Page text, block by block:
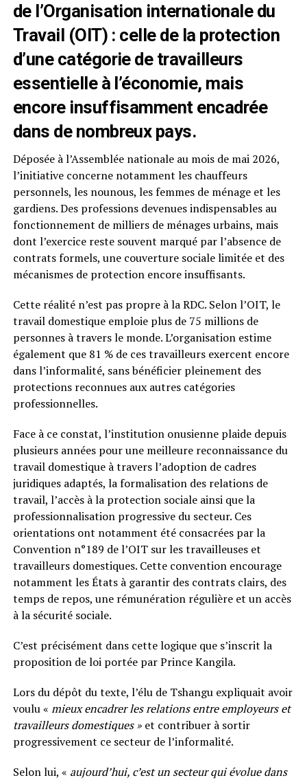
de l’Organisation internationale du
Travail (OIT) : celle de la protection
d’une catégorie de travailleurs
essentielle à l’économie, mais
encore insuffisamment encadrée
dans de nombreux pays.
Déposée à l’Assemblée nationale au mois de mai 2026,
l’initiative concerne notamment les chauffeurs
personnels, les nounous, les femmes de ménage et les
gardiens. Des professions devenues indispensables au
fonctionnement de milliers de ménages urbains, mais
dont l’exercice reste souvent marqué par l’absence de
contrats formels, une couverture sociale limitée et des
mécanismes de protection encore insuffisants.
Cette réalité n’est pas propre à la RDC. Selon l’OIT, le
travail domestique emploie plus de 75 millions de
personnes à travers le monde. L’organisation estime
également que 81 % de ces travailleurs exercent encore
dans l’informalité, sans bénéficier pleinement des
protections reconnues aux autres catégories
professionnelles.
Face à ce constat, l’institution onusienne plaide depuis
plusieurs années pour une meilleure reconnaissance du
travail domestique à travers l’adoption de cadres
juridiques adaptés, la formalisation des relations de
travail, l’accès à la protection sociale ainsi que la
professionnalisation progressive du secteur. Ces
orientations ont notamment été consacrées par la
Convention n°189 de l’OIT sur les travailleuses et
travailleurs domestiques. Cette convention encourage
notamment les États à garantir des contrats clairs, des
temps de repos, une rémunération régulière et un accès
à la sécurité sociale.
C’est précisément dans cette logique que s’inscrit la
proposition de loi portée par Prince Kangila.
Lors du dépôt du texte, l’élu de Tshangu expliquait avoir
voulu « mieux encadrer les relations entre employeurs et
travailleurs domestiques »et contribuer à sortir
progressivement ce secteur de l’informalité.
Selon lui, « aujourd’hui, c’est un secteur qui évolue dans